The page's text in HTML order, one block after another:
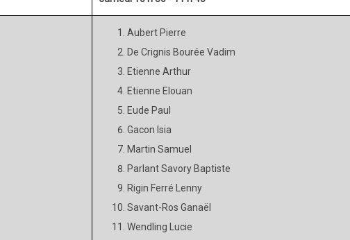
Aubert Pierre
De Crignis Bourée Vadim
Etienne Arthur
Etienne Elouan
Eude Paul
Gacon Isia
Martin Samuel
Parlant Savory Baptiste
Rigin Ferré Lenny
Savant-Ros Ganaël
Wendling Lucie